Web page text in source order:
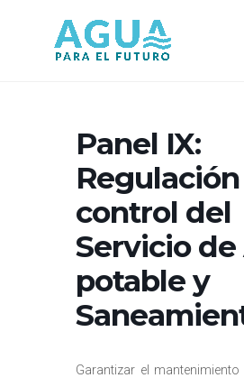
Panel IX:
control del
Servicio de
potable y
Garantizar el